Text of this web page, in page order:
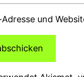
und